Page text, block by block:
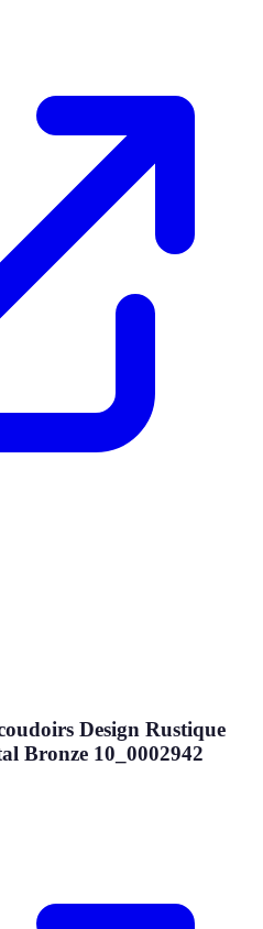
Design Rustique
Bronze 10_0002942